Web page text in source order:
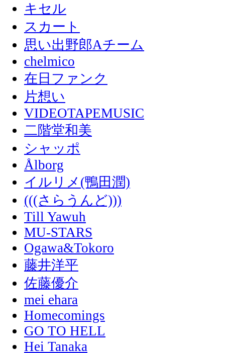
キセル
スカート
思い出野郎Aチーム
chelmico
在日ファンク
片想い
VIDEOTAPEMUSIC
二階堂和美
シャッポ
Ålborg
イルリメ(鴨田潤)
(((さらうんど)))
Till Yawuh
MU-STARS
Ogawa&Tokoro
藤井洋平
佐藤優介
mei ehara
Homecomings
GO TO HELL
Hei Tanaka